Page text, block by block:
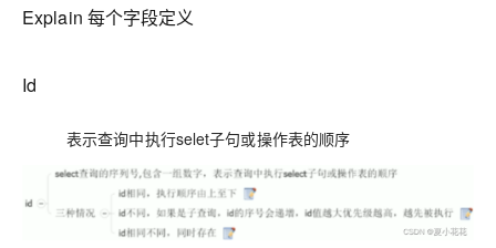
Explain 每个字段定义
Id
表示查询中执行selet子句或操作表的顺序